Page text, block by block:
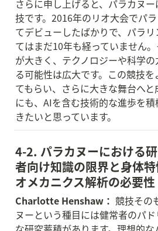
さらに申し上げると、パラカヌ
技です。2016年のリオ大会でパ
てデビューしたばかりで、パラ
てはまだ10年も経っていません
が大きく、テクノロジーや科学
る可能性は広大です。この競技
てもらい、さらに大きな舞台へ
にも、AIを含む技術的な進歩を
きたいと思っています。
4-2. パラカヌーにおける
者向け知識の限界と身体
オメカニクス解析の必要性
Charlotte Henshaw： 競技その
ヌーという種目には健常者のパ